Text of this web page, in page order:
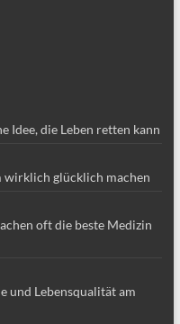
Idee, die Leben retten kann
wirklich glücklich machen
oft die beste Medizin
und Lebensqualität am